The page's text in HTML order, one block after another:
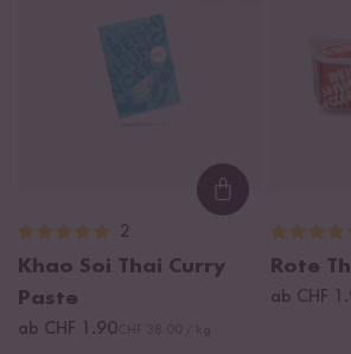
Loading...
2
Khao Soi Thai Curry
Paste
ab CHF 1.90
Rote
ab CHF